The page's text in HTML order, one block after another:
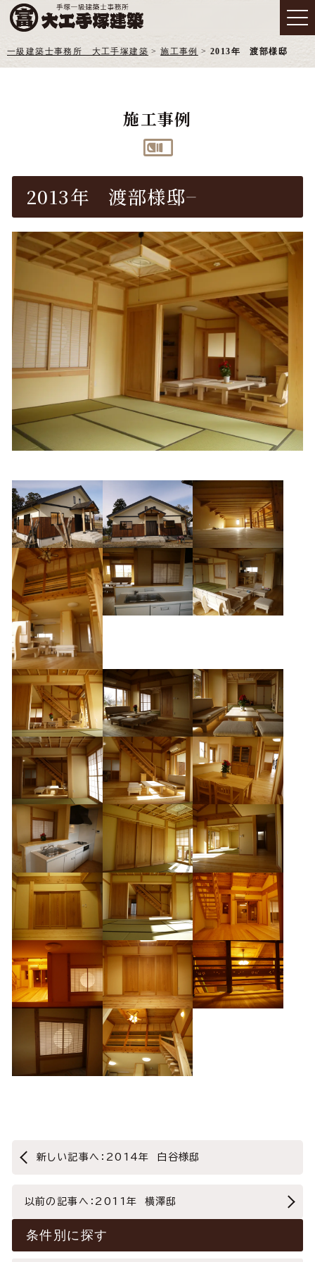
一級建築士事務所 大工手塚建築 >施工事例 >2013年 渡部様邸
施工事例
2013年 渡部様邸―
新しい記事へ：2014年 白谷様邸
以前の記事へ：2011年 横澤邸
条件別に探す